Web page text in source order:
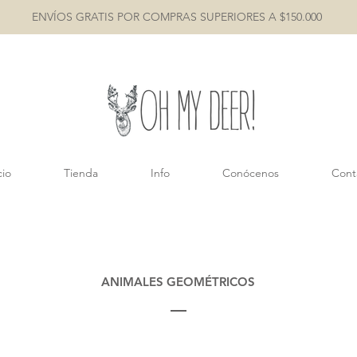
ENVÍOS GRATIS POR COMPRAS SUPERIORES A $150.000
Tienda Info Conócenos
ANIMALES GEOMÉTRICOS